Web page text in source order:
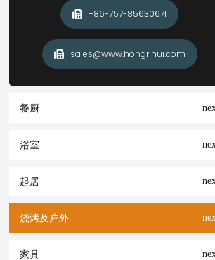
+86-757-85630671
sales@www.hongrihui.com
餐厨
浴室
起居
烧烤及户外
家具